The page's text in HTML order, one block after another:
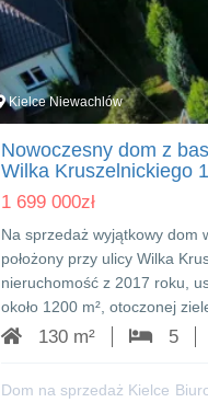
Kielce Niewachlów
Nowoczesny dom z
Wilka Kruszelnickiego
1 699 000zł
Na sprzedaż wyjątkowy dom
położony przy ulicy Wilka
nieruchomość z 2017 roku,
około 1200 m², otoczonej
130 m² 5
Dom na sprzedaż Kielce